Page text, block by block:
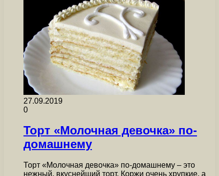
27.09.2019
0
Торт «Молочная девочка» по-
домашнему
Торт «Молочная девочка» по-домашнему – это
нежный, вкуснейший торт. Коржи очень хрупкие, а